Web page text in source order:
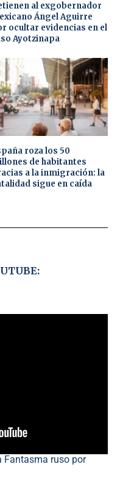
al exgobernador
Ángel Aguirre
ocultar evidencias en el
Ayotzinapa
roza los 50
de habitantes
a la inmigración: la
sigue en caída
Fantasma ruso por